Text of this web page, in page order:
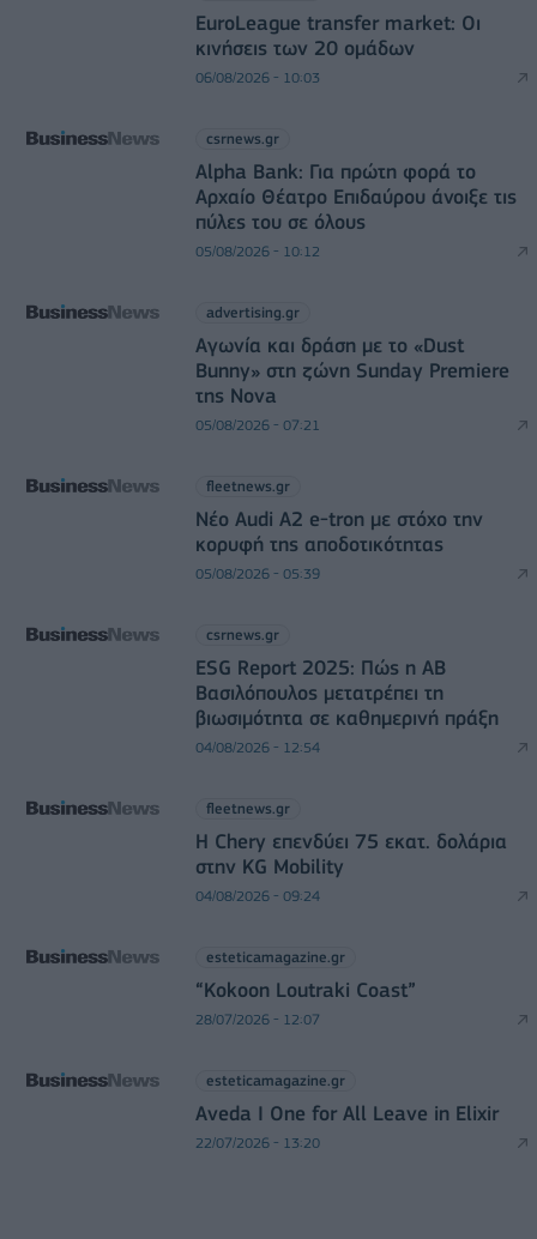
EuroLeague transfer market: Οι
κινήσεις των 20 ομάδων
06/08/2026 - 10:03
csrnews.gr
Alpha Bank: Για πρώτη φορά το
Αρχαίο Θέατρο Επιδαύρου άνοιξε τις
πύλες του σε όλους
05/08/2026 - 10:12
advertising.gr
Αγωνία και δράση με το «Dust
Bunny» στη ζώνη Sunday Premiere
της Nova
05/08/2026 - 07:21
fleetnews.gr
Νέο Audi A2 e-tron με στόχο την
κορυφή της αποδοτικότητας
05/08/2026 - 05:39
csrnews.gr
ESG Report 2025: Πώς η ΑΒ
Βασιλόπουλος μετατρέπει τη
βιωσιμότητα σε καθημερινή πράξη
04/08/2026 - 12:54
fleetnews.gr
Η Chery επενδύει 75 εκατ. δολάρια
στην KG Mobility
04/08/2026 - 09:24
esteticamagazine.gr
“Kokoon Loutraki Coast”
28/07/2026 - 12:07
esteticamagazine.gr
Aveda I One for All Leave in Elixir
22/07/2026 - 13:20